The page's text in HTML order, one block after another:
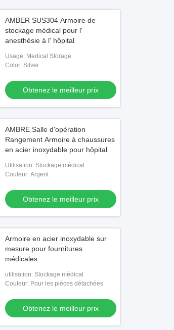
AMBER SUS304 Armoire de
stockage médical pour l'
anesthésie à l' hôpital
Usage: Medical Storage
Color: Silver
Obtenez le meilleur prix
AMBRE Salle d'opération
Rangement Armoire à chaussures
en acier inoxydable pour hôpital
Utilisation: Stockage médical
Couleur: Argent
Obtenez le meilleur prix
Armoire en acier inoxydable sur
mesure pour fournitures
médicales
utilisation: Stockage médical
Couleur: Pour les pièces détachées
Obtenez le meilleur prix